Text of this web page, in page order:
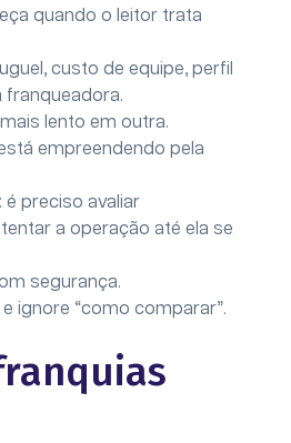
quando o leitor trata
custo de equipe, perfil
franqueadora.
lento em outra.
empreendendo pela
preciso avaliar
a operação até ela se
segurança.
ignore “como comparar”.